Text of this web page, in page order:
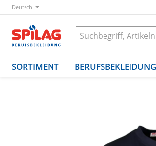
Deutsch
SORTIMENT BERUFSBEKLEIDUNG